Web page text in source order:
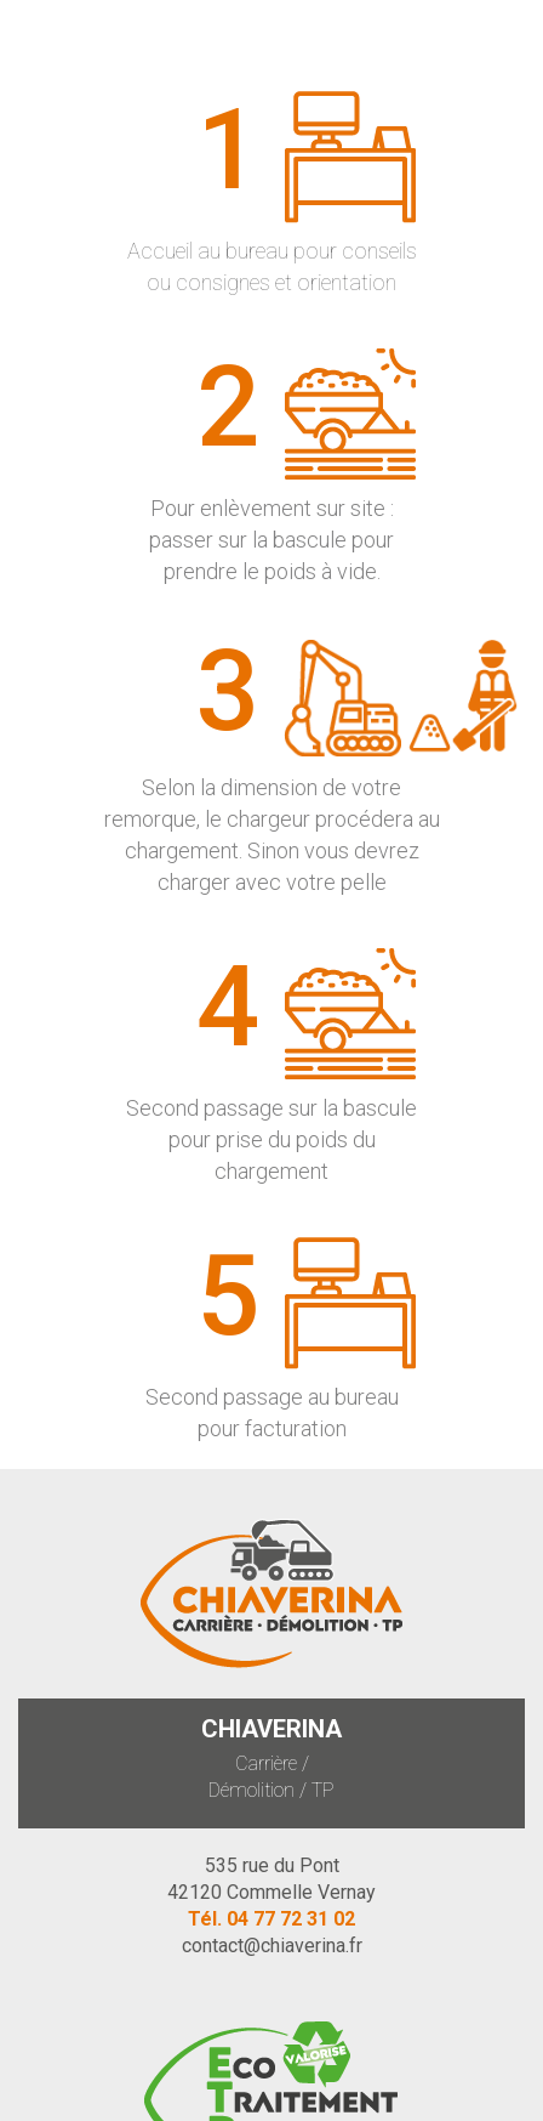
1
Accueil au bureau pour conseils
ou consignes et orientation
2
Pour enlèvement sur site :
passer sur la bascule pour
prendre le poids à vide.
3
Selon la dimension de votre
remorque, le chargeur procédera au
chargement. Sinon vous devrez
charger avec votre pelle
4
Second passage sur la bascule
pour prise du poids du
chargement
5
Second passage au bureau
pour facturation
CHIAVERINA
Carrière /
Démolition / TP
535 rue du Pont
42120 Commelle Vernay
Tél. 04 77 72 31 02
contact@chiaverina.fr